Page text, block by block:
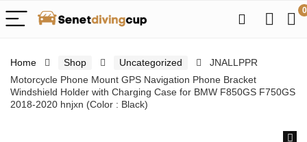
0
Home Shop Uncategorized
JNALLPPR
Motorcycle Phone Mount GPS Navigation Phone Bracket
Windshield Holder with Charging Case for BMW F850GS F750GS
2018-2020 hnjxn (Color : Black)